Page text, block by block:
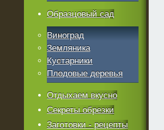
Образцовый сад
Виноград
Земляника
Кустарники
Плодовые деревья
Отдыхаем вкусно
Секреты обрезки
Заготовки - рецепты